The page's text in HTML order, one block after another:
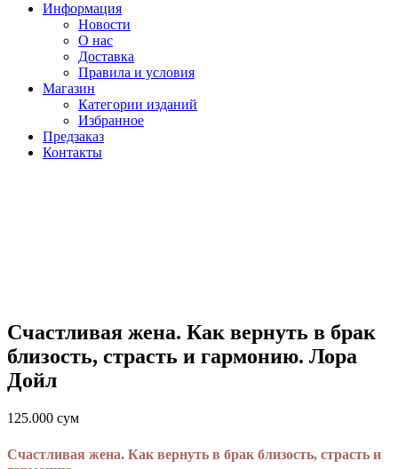
Информация
Новости
О нас
Доставка
Правила и условия
Магазин
Категории изданий
Избранное
Предзаказ
Контакты
Счастливая жена. Как вернуть в брак
близость, страсть и гармонию. Лора
Дойл
125.000 сум
Счастливая жена. Как вернуть в брак близость, страсть и